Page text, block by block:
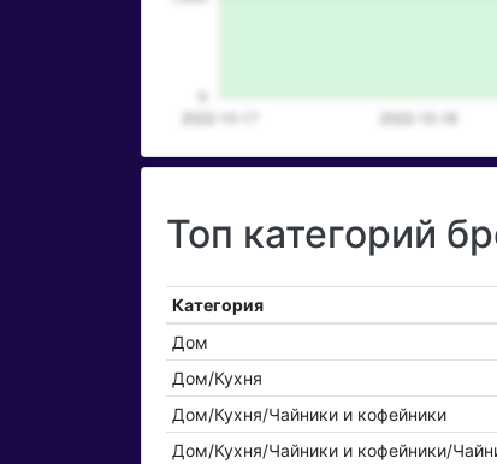
Топ категорий
Категория
Дом
Дом/Кухня
Дом/Кухня/Чайники и кофейники
Дом/Кухня/Чайники и кофейники/